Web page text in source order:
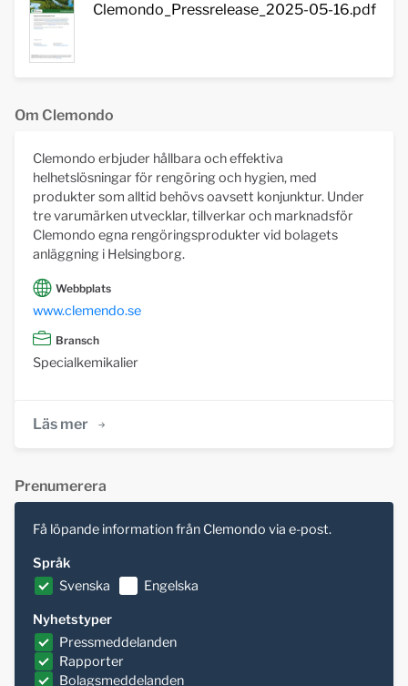
Clemondo_Pressrelease_2025-05-16.pdf
Om Clemondo
Clemondo erbjuder hållbara och effektiva
helhetslösningar för rengöring och hygien, med
produkter som alltid behövs oavsett konjunktur. Under
tre varumärken utvecklar, tillverkar och marknadsför
Clemondo egna rengöringsprodukter vid bolagets
anläggning i Helsingborg.
Webbplats
www.clemendo.se
Bransch
Specialkemikalier
Läs mer
Prenumerera
Få löpande information från Clemondo via e-post.
Språk
Svenska
Engelska
Nyhetstyper
Pressmeddelanden
Rapporter
Bolagsmeddelanden